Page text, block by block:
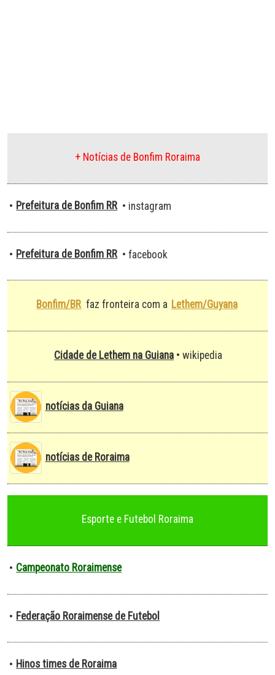
+ Notícias de Bonfim Roraima
• Prefeitura de Bonfim RR • instagram
• Prefeitura de Bonfim RR • facebook
Bonfim/BR faz fronteira com a Lethem/Guyana
Cidade de Lethem na Guiana • wikipedia
notícias da Guiana
notícias de Roraima
Esporte e Futebol Roraima
• Campeonato Roraimense
• Federação Roraimense de Futebol
• Hinos times de Roraima